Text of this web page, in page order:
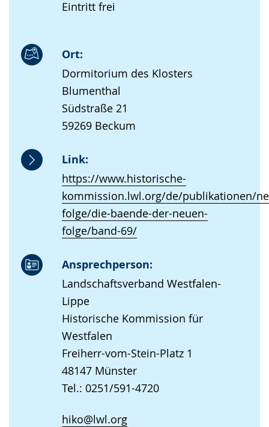
Eintritt frei
Ort:
Dormitorium des Klosters
Blumenthal
Südstraße 21
59269 Beckum
Link:
https://www.historische-
kommission.lwl.org/de/publikationen/
folge/die-baende-der-neuen-
folge/band-69/
Ansprechperson:
Landschaftsverband Westfalen-
Lippe
Historische Kommission für
Westfalen
Freiherr-vom-Stein-Platz 1
48147 Münster
Tel.: 0251/591-4720
hiko@lwl.org